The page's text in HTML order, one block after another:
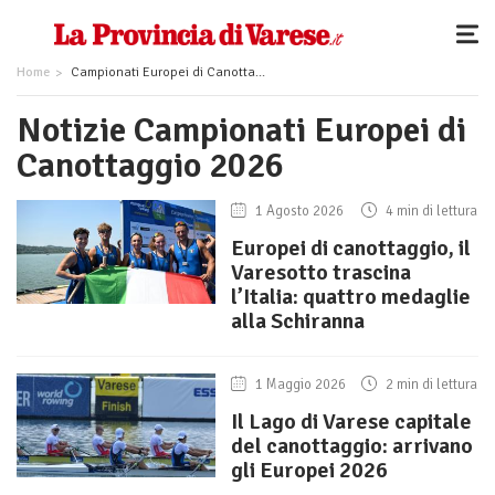
Home Campionati Europei di Canottaggio 2026
Notizie Campionati Europei di
Canottaggio 2026
1 Agosto 2026 4 min di lettura
Europei di canottaggio, il
Varesotto trascina
l’Italia: quattro medaglie
alla Schiranna
1 Maggio 2026 2 min di lettura
Il Lago di Varese capitale
del canottaggio: arrivano
gli Europei 2026